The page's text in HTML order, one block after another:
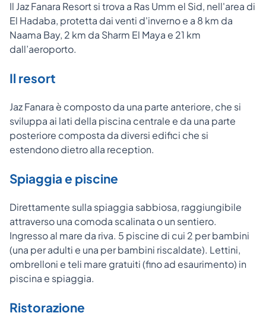
Il Jaz Fanara Resort si trova a Ras Umm el Sid, nell'area di
El Hadaba, protetta dai venti d'inverno e a 8 km da
Naama Bay, 2 km da Sharm El Maya e 21 km
dall’aeroporto.
Il resort
Jaz Fanara è composto da una parte anteriore, che si
sviluppa ai lati della piscina centrale e da una parte
posteriore composta da diversi edifici che si
estendono dietro alla reception.
Spiaggia e piscine
Direttamente sulla spiaggia sabbiosa, raggiungibile
attraverso una comoda scalinata o un sentiero.
Ingresso al mare da riva. 5 piscine di cui 2 per bambini
(una per adulti e una per bambini riscaldate). Lettini,
ombrelloni e teli mare gratuiti (fino ad esaurimento) in
piscina e spiaggia.
Ristorazione